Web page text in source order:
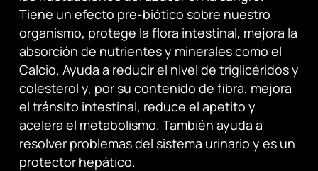
Tiene un efecto pre-biótico sobre nuestro
organismo, protege la flora intestinal, mejora la
absorción de nutrientes y minerales como el
Calcio. Ayuda a reducir el nivel de triglicéridos y
colesterol y, por su contenido de fibra, mejora
el tránsito intestinal, reduce el apetito y
acelera el metabolismo. También ayuda a
resolver problemas del sistema urinario y es un
protector hepático.